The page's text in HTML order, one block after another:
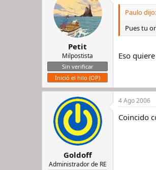
Petit
Milpostista
Sin verificar
Inició el hilo (OP)
Paulo dijo:
Pues tu
Eso
Goldoff
Administrador de RE
4 Ago 2006
Coincido